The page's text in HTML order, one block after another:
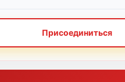
Присоединиться